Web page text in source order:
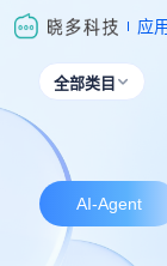
应
全部类目 
AI-Agent